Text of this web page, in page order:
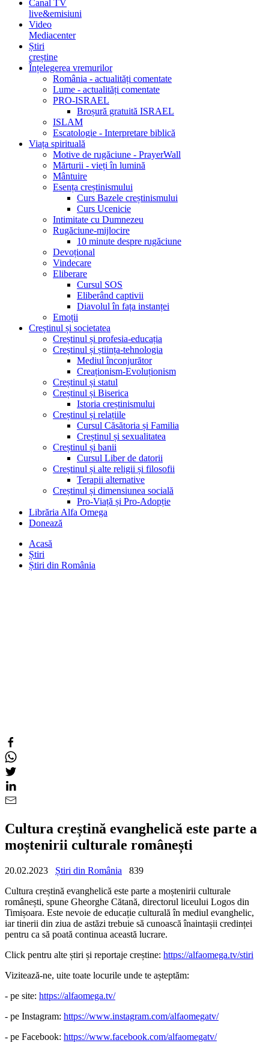
Canal TV
live&emisiuni
Video
Mediacenter
Știri
creștine
Înțelegerea vremurilor
România - actualități comentate
Lume - actualități comentate
PRO-ISRAEL
Broșură gratuită ISRAEL
ISLAM
Escatologie - Interpretare biblică
Viața spirituală
Motive de rugăciune - PrayerWall
Mărturii - vieți în lumină
Mântuire
Esența creștinismului
Curs Bazele creștinismului
Curs Ucenicie
Intimitate cu Dumnezeu
Rugăciune-mijlocire
10 minute despre rugăciune
Devoțional
Vindecare
Eliberare
Cursul SOS
Eliberând captivii
Diavolul în fața instanței
Emoții
Creștinul și societatea
Creștinul și profesia-educația
Creștinul și știința-tehnologia
Mediul înconjurător
Creaționism-Evoluționism
Creștinul și statul
Creștinul și Biserica
Istoria creștinismului
Creștinul și relațiile
Cursul Căsătoria și Familia
Creștinul și sexualitatea
Creștinul și banii
Cursul Liber de datorii
Creștinul și alte religii și filosofii
Terapii alternative
Creștinul și dimensiunea socială
Pro-Viață și Pro-Adopție
Librăria Alfa Omega
Donează
Acasă
Știri
Știri din România
Cultura creștină evanghelică este parte a
moștenirii culturale românești
20.02.2023 Știri din România
839
Cultura creștină evanghelică este parte a moștenirii culturale
românești, spune Gheorghe Cătană, directorul liceului Logos din
Timișoara. Este nevoie de educație culturală în mediul evanghelic,
iar tinerii din ziua de astăzi trebuie să cunoască înaintașii credinței
pentru ca să poată continua această lucrare.
Click pentru alte știri și reportaje creștine: https://alfaomega.tv/stiri
Vizitează-ne, uite toate locurile unde te așteptăm:
- pe site: https://alfaomega.tv/
- pe Instagram: https://www.instagram.com/alfaomegatv/
- pe Facebook: https://www.facebook.com/alfaomegatv/